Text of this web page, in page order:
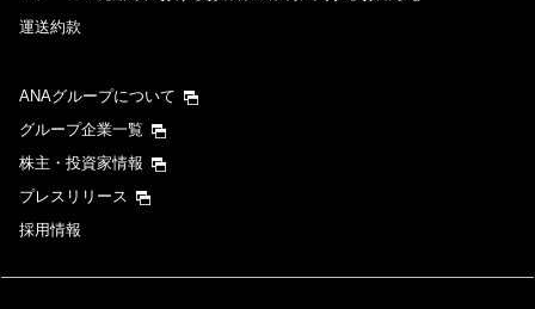
運送約款
ANAグループについて
グループ企業一覧
株主・投資家情報
プレスリリース
採用情報